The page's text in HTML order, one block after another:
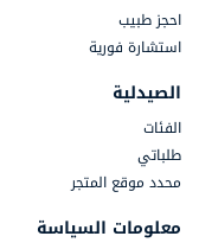
احجز طبيب
استشارة فورية
الصيدلية
الفئات
طلباتي
محدد موقع المتجر
معلومات السياسة